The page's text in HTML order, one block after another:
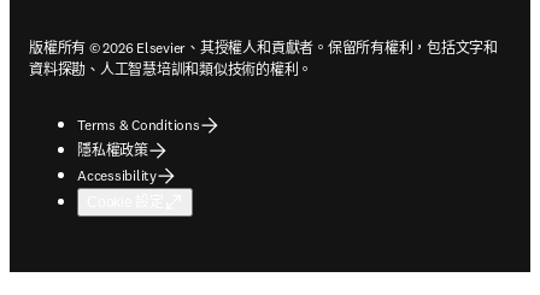
版權所有 © 2026 Elsevier、其授權人和貢獻者。保留所有權利，包括文字和
資料探勘、人工智慧培訓和類似技術的權利。
Terms & Conditions
隱私權政策
Accessibility